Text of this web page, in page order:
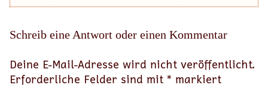
Schreib eine Antwort oder einen Kommentar
Deine E-Mail-Adresse wird nicht veröffentlicht.
Erforderliche Felder sind mit * markiert